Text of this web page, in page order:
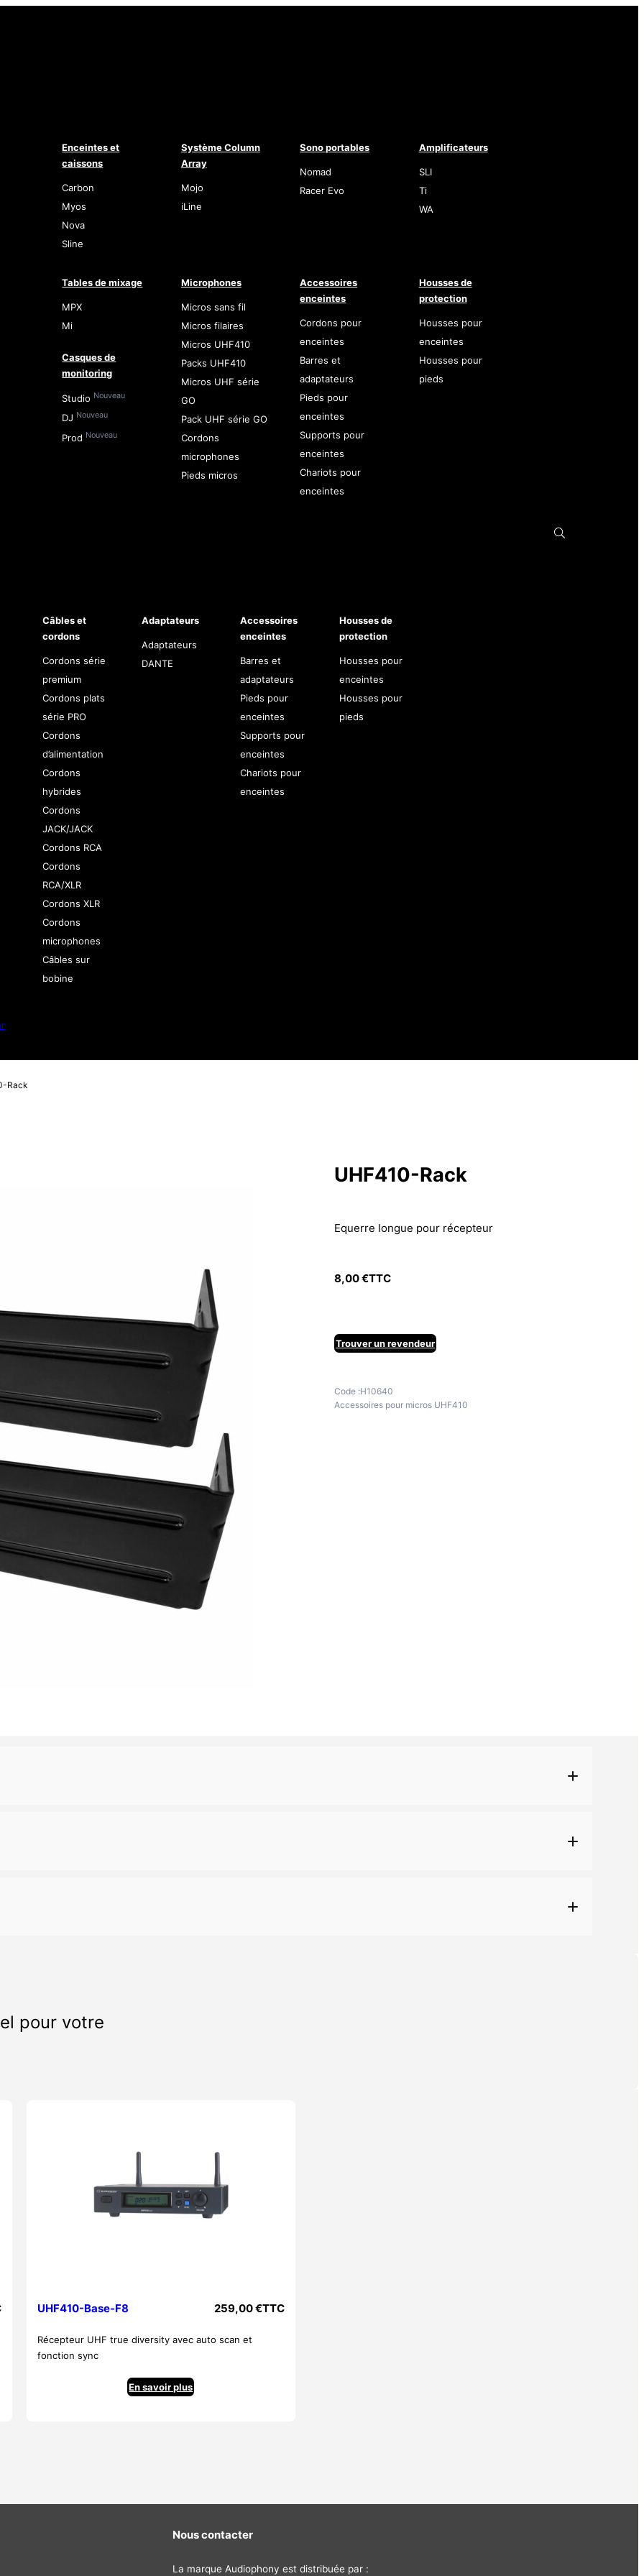
Enceintes et
caissons
Carbon
Myos
Nova
Sline
Système Column
Array
Mojo
iLine
Sono portables
Nomad
Racer Evo
Amplificateurs
SLI
Ti
WA
Tables de mixage
MPX
Mi
Casques de
monitoring
Studio Nouveau
DJ Nouveau
Prod Nouveau
Microphones
Micros sans fil
Micros filaires
Micros UHF410
Packs UHF410
Micros UHF série
GO
Pack UHF série GO
Cordons
microphones
Pieds micros
Accessoires
enceintes
Cordons pour
enceintes
Barres et
adaptateurs
Pieds pour
enceintes
Supports pour
enceintes
Chariots pour
enceintes
Housses de
protection
Housses pour
enceintes
Housses pour
pieds
Câbles et
cordons
Cordons série
premium
Cordons plats
série PRO
Cordons
d’alimentation
Cordons
hybrides
Cordons
JACK/JACK
Cordons RCA
Cordons
RCA/XLR
Cordons XLR
Cordons
microphones
Câbles sur
bobine
Adaptateurs
Adaptateurs
DANTE
Accessoires
enceintes
Barres et
adaptateurs
Pieds pour
enceintes
Supports pour
enceintes
Chariots pour
enceintes
Housses de
protection
Housses pour
enceintes
Housses pour
pieds
Rack
UHF410-Rack
Equerre longue pour récepteur
8,00€TTC
Trouver un revendeur
Code :H10640
Accessoires pour micros UHF410
pour votre
UHF410-Base-F8 259,00€TTC
Récepteur UHF true diversity avec auto scan et
fonction sync
En savoir plus
Nous contacter
La marque Audiophony est distribuée par :